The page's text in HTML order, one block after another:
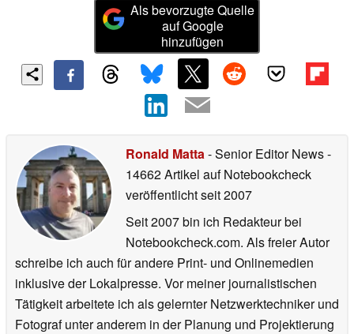
Als bevorzugte Quelle
auf Google
hinzufügen
Ronald Matta - Senior Editor News-
14662 Artikel auf Notebookcheck
veröffentlichtseit 2007
Seit 2007 bin ich Redakteur bei
Notebookcheck.com. Als freier Autor
schreibe ich auch für andere Print- und Onlinemedien
inklusive der Lokalpresse. Vor meiner journalistischen
Tätigkeit arbeitete ich als gelernter Netzwerktechniker und
Fotograf unter anderem in der Planung und Projektierung